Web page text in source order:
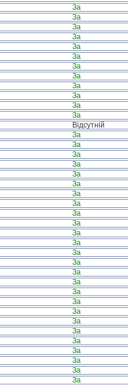
За
За
За
За
За
За
За
За
За
За
За
За
Відсутній
За
За
За
За
За
За
За
За
За
За
За
За
За
За
За
За
За
За
За
За
За
За
За
За
За
За